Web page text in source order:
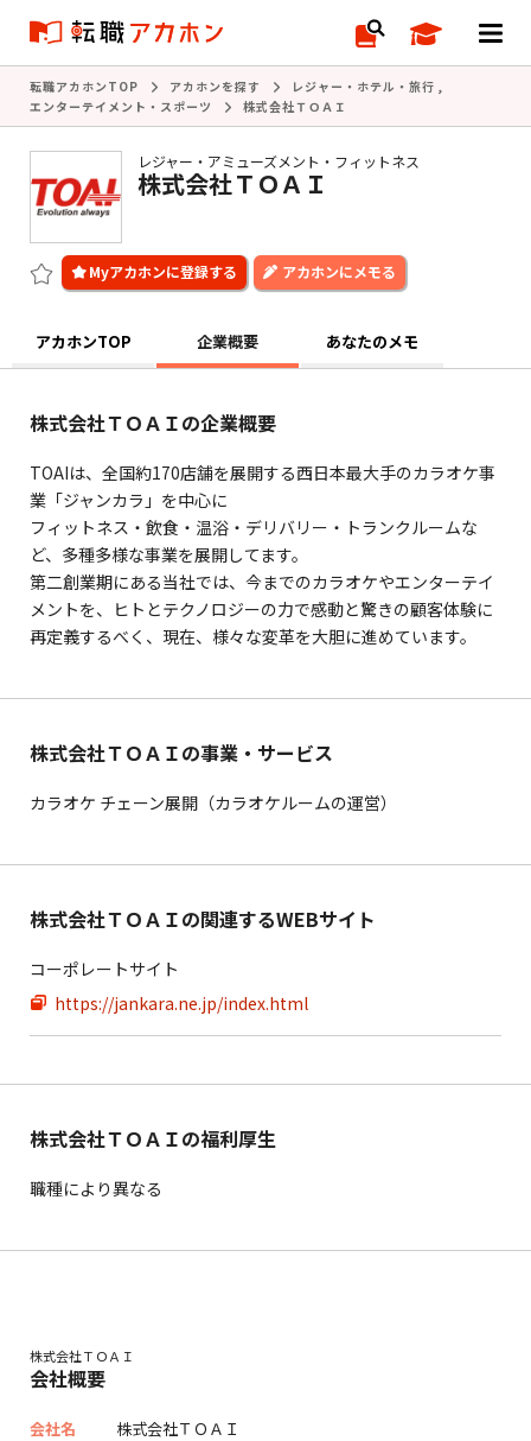
転職アカホンTOP アカホンを探す レジャー・ホテル・旅行 ,
エンターテイメント・スポーツ
株式会社ＴＯＡＩ
レジャー・アミューズメント・フィットネス
株式会社ＴＯＡＩ
アカホンにメモる
アカホンTOP 企業概要 あなたのメモ
株式会社ＴＯＡＩの企業概要
TOAIは、全国約170店舗を展開する西日本最大手のカラオケ事
業「ジャンカラ」を中心に
フィットネス・飲食・温浴・デリバリー・トランクルームな
ど、多種多様な事業を展開してます。
第二創業期にある当社では、今までのカラオケやエンターテイ
メントを、ヒトとテクノロジーの力で感動と驚きの顧客体験に
再定義するべく、現在、様々な変革を大胆に進めています。
株式会社ＴＯＡＩの事業・サービス
カラオケ チェーン展開（カラオケルームの運営）
株式会社ＴＯＡＩの関連するWEBサイト
コーポレートサイト
https://jankara.ne.jp/index.html
株式会社ＴＯＡＩの福利厚生
職種により異なる
株式会社ＴＯＡＩ
会社概要
会社名
株式会社ＴＯＡＩ